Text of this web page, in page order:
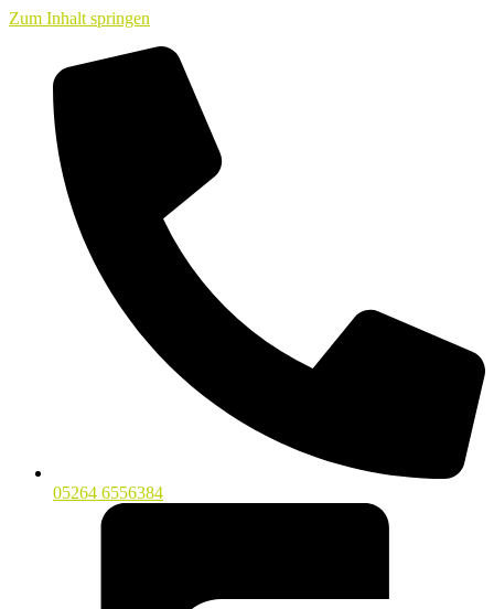
Zum Inhalt springen
05264 6556384